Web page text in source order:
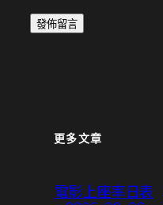
更多文章
電影上座率日表